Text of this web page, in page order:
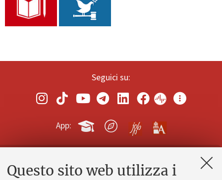
Questo sito web utilizza i
Seguici su:
App:
Contatti e PEC